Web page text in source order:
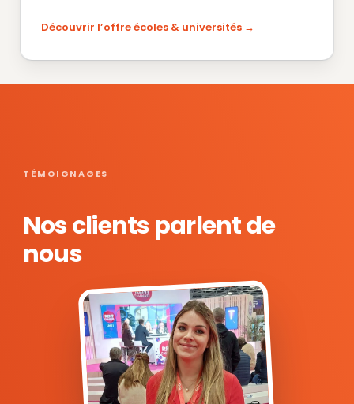
Découvrir l’offre écoles & universités
TÉMOIGNAGES
Nos clients parlent de
nous